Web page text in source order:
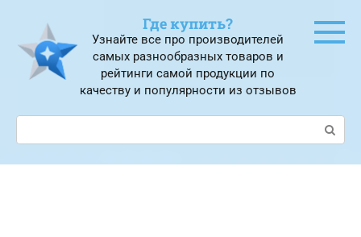
контенту
Где купить?
Узнайте все про производителей
самых разнообразных товаров и
рейтинги самой продукции по
качеству и популярности из отзывов
Поиск: